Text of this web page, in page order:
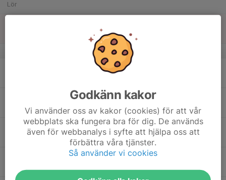
Lör
v.47
Godkänn kakor
Vi använder oss av kakor (cookies) för att vår
webbplats ska fungera bra för dig. De används
även för webbanalys i syfte att hjälpa oss att
förbättra våra tjänster.
Så använder vi cookies